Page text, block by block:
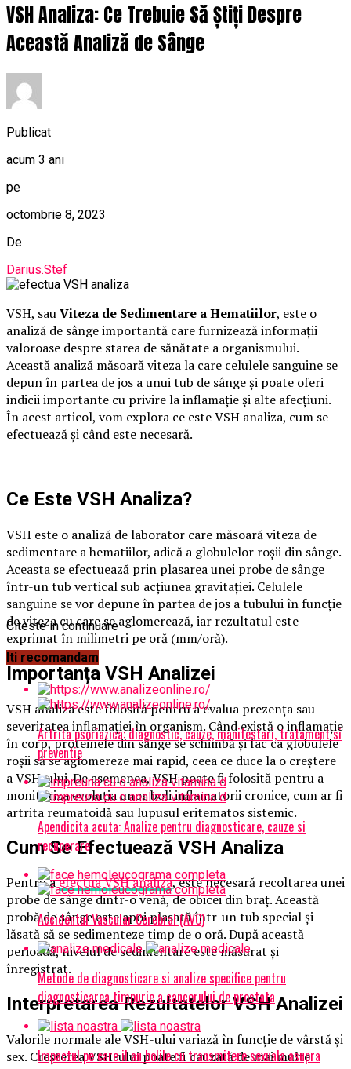
VSH Analiza: Ce Trebuie Să Știți Despre
Această Analiză de Sânge
Publicat
acum 3 ani
pe
octombrie 8, 2023
De
Darius.Stef
VSH, sauViteza de Sedimentare a Hematiilor, este o
analiză de sânge importantă care furnizează informații
valoroase despre starea de sănătate a organismului.
Această analiză măsoară viteza la care celulele sanguine se
depun în partea de jos a unui tub de sânge și poate oferi
indicii importante cu privire la inflamație și alte afecțiuni.
În acest articol, vom explora ce este VSH analiza, cum se
efectuează și când este necesară.
Ce Este VSH Analiza?
VSH este o analiză de laborator care măsoară viteza de
sedimentare a hematiilor, adică a globulelor roșii din sânge.
Aceasta se efectuează prin plasarea unei probe de sânge
într-un tub vertical sub acțiunea gravitației. Celulele
sanguine se vor depune în partea de jos a tubului în funcție
de viteza cu care se aglomerează, iar rezultatul este
exprimat în milimetri pe oră (mm/oră).
Importanța VSH Analizei
VSH analiza este folosită pentru a evalua prezența sau
severitatea inflamației în organism. Când există o inflamație
în corp, proteinele din sânge se schimbă și fac ca globulele
roșii să se aglomereze mai rapid, ceea ce duce la o creștere
a VSH-ului. De asemenea, VSH poate fi folosită pentru a
monitoriza evoluția unor boli inflamatorii cronice, cum ar fi
artrita reumatoidă sau lupusul eritematos sistemic.
Cum Se Efectuează VSH Analiza
Pentru aefectua VSH analiza, este necesară recoltarea unei
probe de sânge dintr-o venă, de obicei din braț. Această
probă de sânge este apoi plasată într-un tub special și
lăsată să se sedimenteze timp de o oră. După această
perioadă, nivelul de sedimentare este măsurat și
înregistrat.
Interpretarea Rezultatelor VSH Analizei
Valorile normale ale VSH-ului variază în funcție de vârstă și
sex. Creșterea VSH-ului poate fi cauzată de mai multe
Citeste in continuare
Iti recomandam
Artrita psoriazica: diagnostic, cauze, manifestari, tratament si
preventie
Apendicita acuta: Analize pentru diagnosticare, cauze si
recuperare
Accidentul Vascular Cerebral (AVC)
Metode de diagnosticare si analize specifice pentru
diagnosticarea timpurie a cancerului de prostata
Impactul pe care il au bolile cu transmitere sexuala asupra